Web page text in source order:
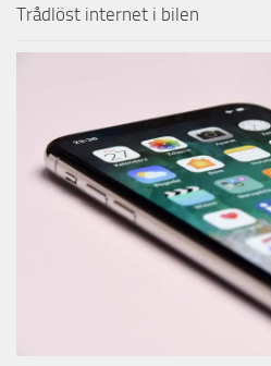
Trådlöst internet i bilen